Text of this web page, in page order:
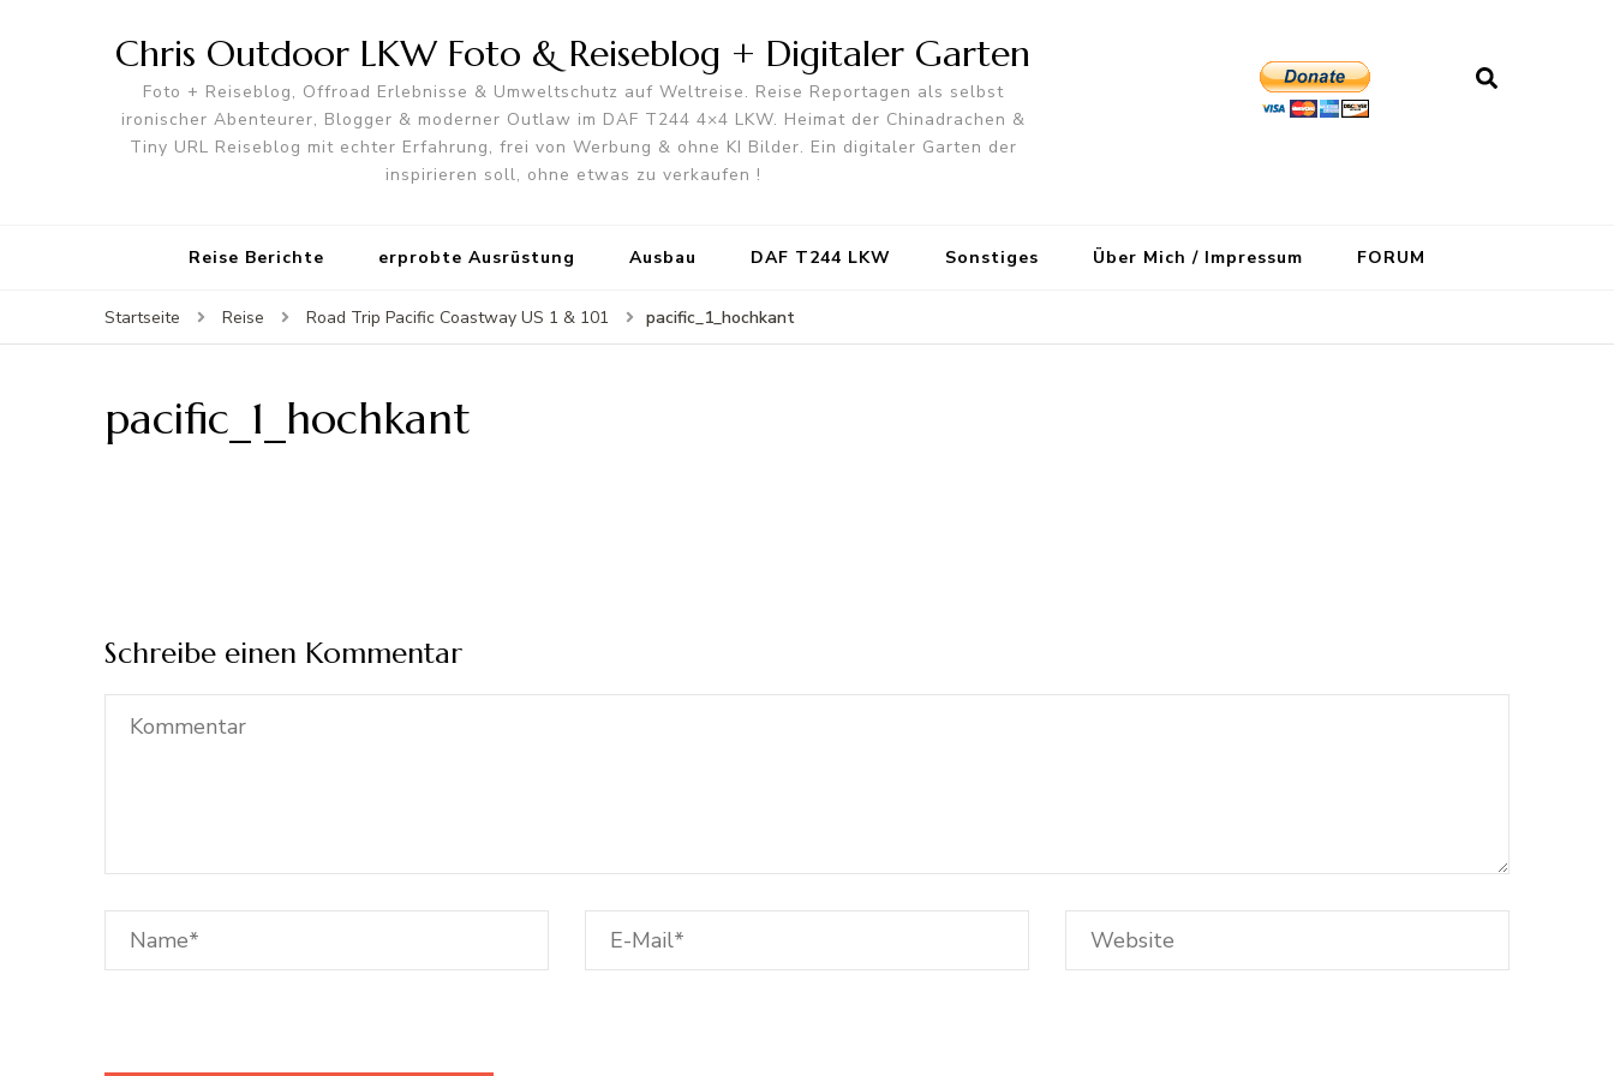
Chris Outdoor LKW Foto & Reiseblog + Digitaler Garten
Foto + Reiseblog, Offroad Erlebnisse & Umweltschutz auf Weltreise. Reise Reportagen als selbst
ironischer Abenteurer, Blogger & moderner Outlaw im DAF T244 4×4 LKW. Heimat der Chinadrachen &
Tiny URL Reiseblog mit echter Erfahrung, frei von Werbung & ohne KI Bilder. Ein digitaler Garten der
inspirieren soll, ohne etwas zu verkaufen !
Reise Berichte erprobte Ausrüstung Ausbau DAF T244 LKW Sonstiges Über Mich / Impressum FORUM
Startseite Reise Road Trip Pacific Coastway US 1 & 101 pacific_1_hochkant
pacific_1_hochkant
Schreibe einen Kommentar